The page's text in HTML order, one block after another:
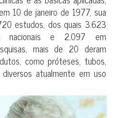
10 de janeiro de 1977, sua
estudos, dos quais 3.623
nacionais e 2.097 em
mais de 20 deram
como próteses, tubos,
atualmente em uso